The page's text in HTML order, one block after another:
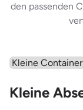
den passenden
Wähle einen
Kleine